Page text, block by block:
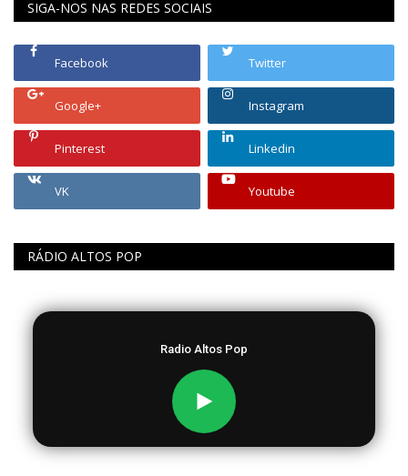
SIGA-NOS NAS REDES SOCIAIS
Facebook Twitter
Google+ Instagram
Pinterest Linkedin
VK Youtube
RÁDIO ALTOS POP
Radio Altos Pop